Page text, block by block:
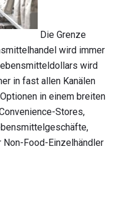
Die Grenze
wird immer
wird
in fast allen Kanälen
in einem breiten
Stores,
Non-Food-Einzelhändler